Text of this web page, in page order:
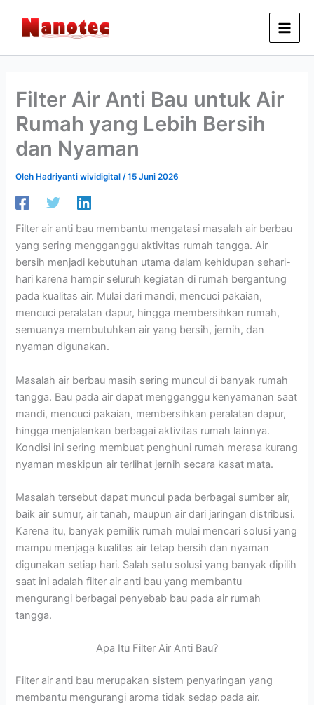
konten
Filter Air Anti Bau untuk Air
Rumah yang Lebih Bersih
dan Nyaman
OlehHadriyanti wividigital /15 Juni 2026
Filter air anti bau membantu mengatasi masalah air berbau
yang sering mengganggu aktivitas rumah tangga. Air
bersih menjadi kebutuhan utama dalam kehidupan sehari-
hari karena hampir seluruh kegiatan di rumah bergantung
pada kualitas air. Mulai dari mandi, mencuci pakaian,
mencuci peralatan dapur, hingga membersihkan rumah,
semuanya membutuhkan air yang bersih, jernih, dan
nyaman digunakan.
Masalah air berbau masih sering muncul di banyak rumah
tangga. Bau pada air dapat mengganggu kenyamanan saat
mandi, mencuci pakaian, membersihkan peralatan dapur,
hingga menjalankan berbagai aktivitas rumah lainnya.
Kondisi ini sering membuat penghuni rumah merasa kurang
nyaman meskipun air terlihat jernih secara kasat mata.
Masalah tersebut dapat muncul pada berbagai sumber air,
baik air sumur, air tanah, maupun air dari jaringan distribusi.
Karena itu, banyak pemilik rumah mulai mencari solusi yang
mampu menjaga kualitas air tetap bersih dan nyaman
digunakan setiap hari. Salah satu solusi yang banyak dipilih
saat ini adalah filter air anti bau yang membantu
mengurangi berbagai penyebab bau pada air rumah
tangga.
Apa Itu Filter Air Anti Bau?
Filter air anti bau merupakan sistem penyaringan yang
membantu mengurangi aroma tidak sedap pada air.